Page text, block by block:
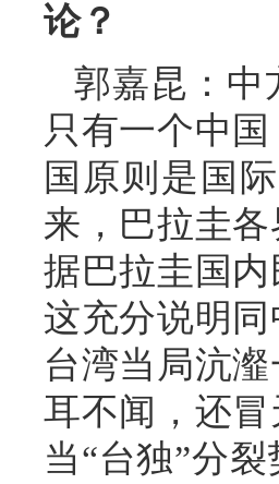
论？
郭嘉昆：中
只有一个中
国原则是国
来，巴拉圭
据巴拉圭国
这充分说明
台湾当局沆
耳不闻，还
当“台独”分